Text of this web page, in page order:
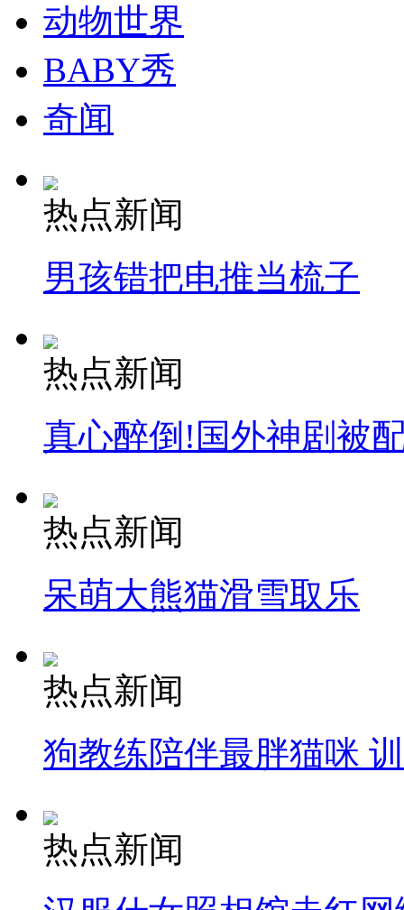
司机酒驾遇交警 急速倒车逃窜
动物世界
BABY秀
奇闻
热点新闻
男孩错把电推当梳子
热点新闻
真心醉倒!国外神剧被
热点新闻
呆萌大熊猫滑雪取乐
热点新闻
狗教练陪伴最胖猫咪
热点新闻